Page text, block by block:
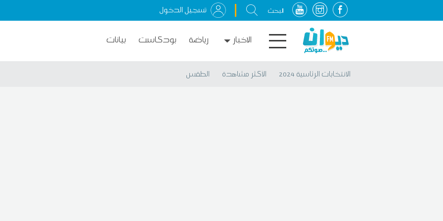
تسجيل الدخول
الاخبار رياضة بودكاست بيانات
الانتخابات الرئاسية 2024 الأكثر مشاهدة الطقس